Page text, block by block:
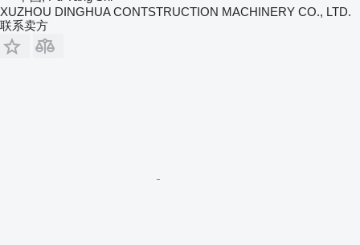
XUZHOU DINGHUA CONTSTRUCTION MACHINERY CO., LTD.
联系卖方